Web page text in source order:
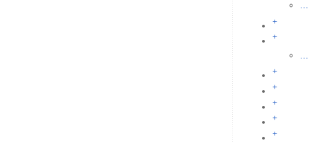
+
+
+
+
+
+
+